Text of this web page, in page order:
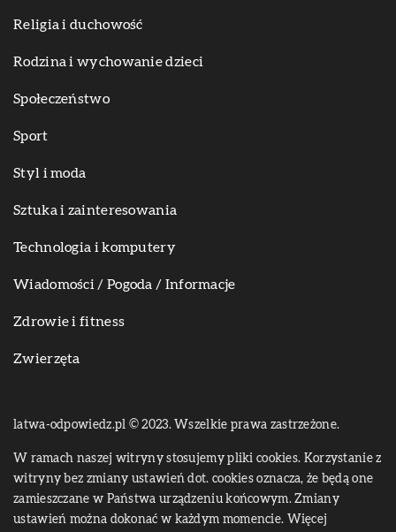
Religia i duchowość
Rodzina i wychowanie dzieci
Społeczeństwo
Sport
Styl i moda
Sztuka i zainteresowania
Technologia i komputery
Wiadomości / Pogoda / Informacje
Zdrowie i fitness
Zwierzęta
latwa-odpowiedz.pl © 2023. Wszelkie prawa zastrzeżone.
W ramach naszej witryny stosujemy pliki cookies. Korzystanie z
witryny bez zmiany ustawień dot. cookies oznacza, że będą one
zamieszczane w Państwa urządzeniu końcowym. Zmiany
ustawień można dokonać w każdym momencie. Więcej